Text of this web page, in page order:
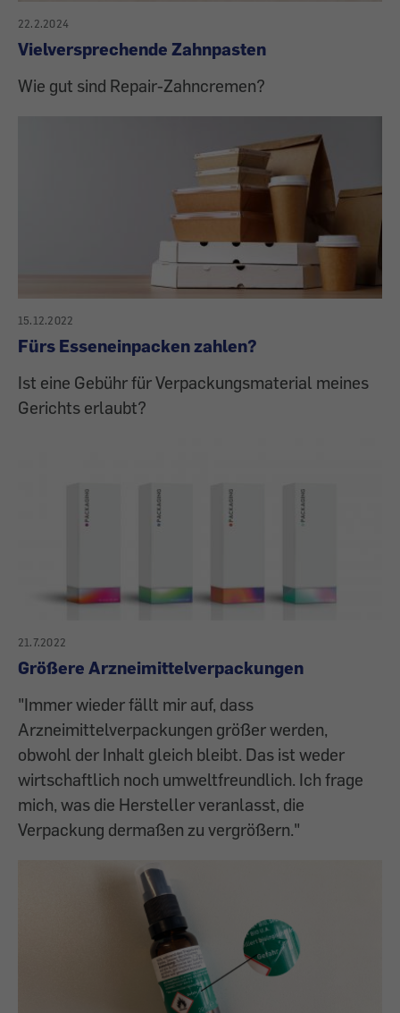
22.2.2024
Vielversprechende Zahnpasten
Wie gut sind Repair-Zahncremen?
15.12.2022
Fürs Esseneinpacken zahlen?
Ist eine Gebühr für Verpackungsmaterial meines
Gerichts erlaubt?
21.7.2022
Größere Arzneimittelverpackungen
"Immer wieder fällt mir auf, dass
Arzneimittelverpackungen größer werden,
obwohl der Inhalt gleich bleibt. Das ist weder
wirtschaftlich noch umweltfreundlich. Ich frage
mich, was die Hersteller veranlasst, die
Verpackung dermaßen zu vergrößern."